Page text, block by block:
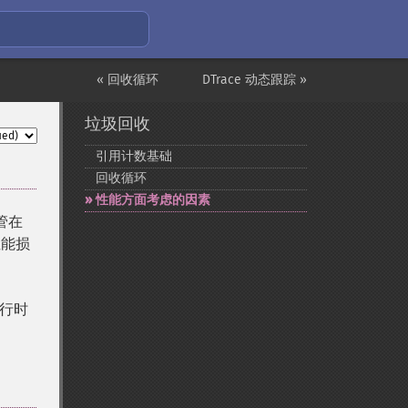
DTrace 动态跟踪 »
« 回收循环
在
损
时
垃圾回收
引用计数基础
回收循环
性能方面考虑的因素